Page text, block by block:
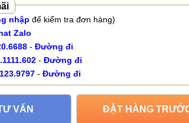
nhập để kiểm tra đơn hàng)
Zalo
- Đường đi
- Đường đi
- Đường đi
VẤN ĐẶT HÀNG